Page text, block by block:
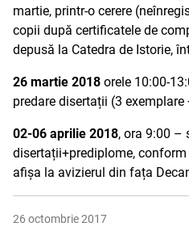
martie, printr-o cerere
copii după certificatele de
depusă la Catedra de Istorie,
26 martie 2018 orele 10:00-
predare disertații (3 exemplare
02-06 aprilie 2018, ora 9:00 –
disertații+prediplome,
afișa la avizierul din fața
26 octombrie 2017